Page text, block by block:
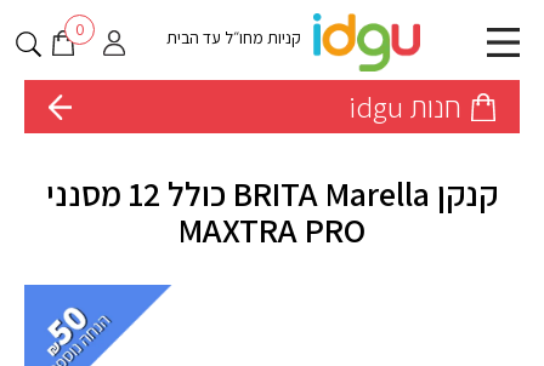
קניות מחו״ל עד הבית 0
חנות idgu
קנקן BRITA Marella כולל 12 מסנני
MAXTRA PRO